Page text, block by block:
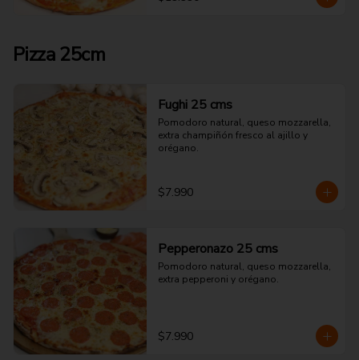
Pizza 25cm
Fughi 25 cms
Pomodoro natural, queso mozzarella,
extra champiñón fresco al ajillo y
orégano.
$7.990
Pepperonazo 25 cms
Pomodoro natural, queso mozzarella,
extra pepperoni y orégano.
$7.990